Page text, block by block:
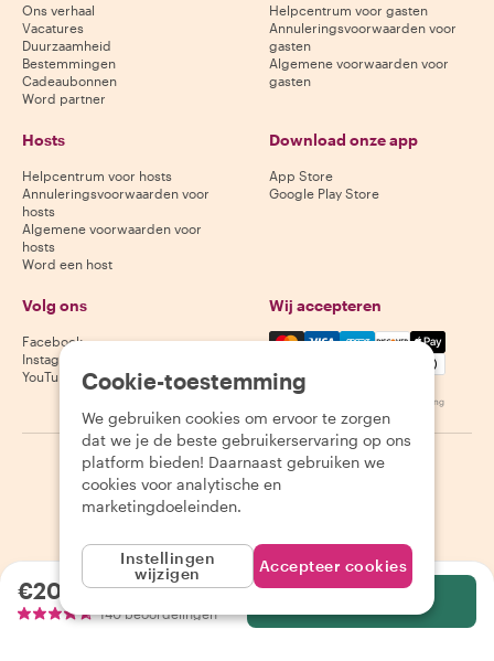
€20.44per persoon
140 beoordelingen
Ons verhaal
Vacatures
Duurzaamheid
Bestemmingen
Cadeaubonnen
Word partner
Helpcentrum voor gasten
Annuleringsvoorwaarden voor
gasten
Algemene voorwaarden voor
gasten
Hosts
Helpcentrum voor hosts
Annuleringsvoorwaarden voor
hosts
Algemene voorwaarden voor
hosts
Word een host
Download onze app
App Store
Google Play Store
Volg ons
Facebook
Instagram
YouTube
Wij accepteren
Mastercard, Visa, Amex,
Beschikbaarheid varieert per bestemming
2026 Withlocals.com | Privacybeleid | Cookies | Sitemap
Cookie-toestemming
We gebruiken cookies om ervoor te zorgen
dat we je de beste gebruikerservaring op ons
platform bieden! Daarnaast gebruiken we
cookies voor analytische en
marketingdoeleinden.
Instellingen
wijzigen
Accepteer cookies